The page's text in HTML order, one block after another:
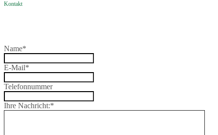
Kontakt
Name*
E-Mail*
Telefonnummer
Ihre Nachricht:*